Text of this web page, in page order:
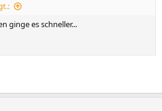
ginge es schneller...